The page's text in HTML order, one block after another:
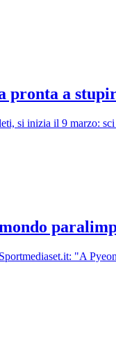
a
si inizia il 9 marzo:
"A